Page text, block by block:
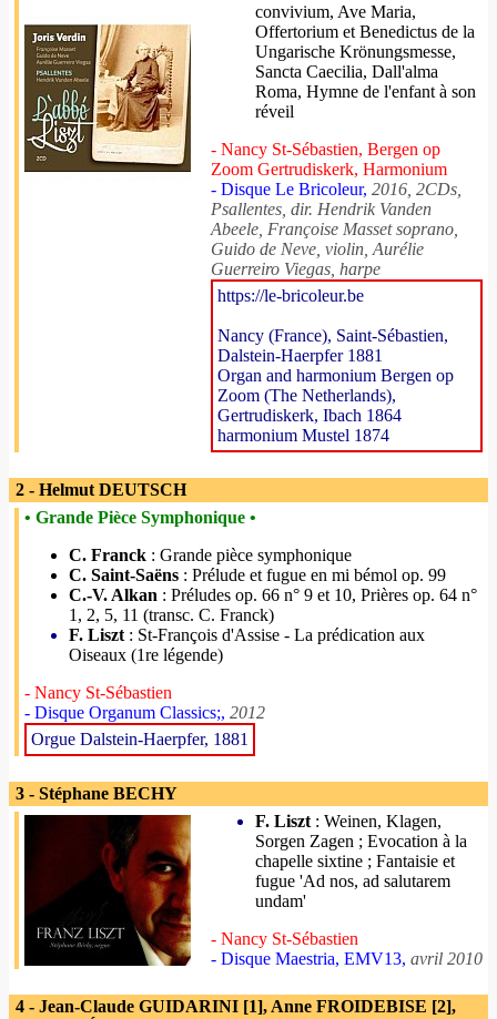
convivium, Ave Maria,
Offertorium et Benedictus de la
Ungarische Krönungsmesse,
Sancta Caecilia, Dall'alma
Roma, Hymne de l'enfant à son
réveil
- Nancy St-Sébastien, Bergen op
Zoom Gertrudiskerk, Harmonium
- Disque Le Bricoleur, 2016, 2CDs,
Psallentes, dir. Hendrik Vanden
Abeele, Françoise Masset soprano,
Guido de Neve, violin, Aurélie
Guerreiro Viegas, harpe
https://le-bricoleur.be
Nancy (France), Saint-Sébastien,
Dalstein-Haerpfer 1881
Organ and harmonium Bergen op
Zoom (The Netherlands),
Gertrudiskerk, Ibach 1864
harmonium Mustel 1874
2 - Helmut DEUTSCH
• Grande Pièce Symphonique •
C. Franck : Grande pièce symphonique
C. Saint-Saëns : Prélude et fugue en mi bémol op. 99
C.-V. Alkan : Préludes op. 66 n° 9 et 10, Prières op. 64 n°
1, 2, 5, 11 (transc. C. Franck)
F. Liszt : St-François d'Assise - La prédication aux
Oiseaux (1re légende)
- Nancy St-Sébastien
- Disque Organum Classics;, 2012
Orgue Dalstein-Haerpfer, 1881
3 - Stéphane BECHY
F. Liszt : Weinen, Klagen,
Sorgen Zagen ; Evocation à la
chapelle sixtine ; Fantaisie et
fugue 'Ad nos, ad salutarem
undam'
- Nancy St-Sébastien
- Disque Maestria, EMV13, avril 2010
4 - Jean-Claude GUIDARINI [1], Anne FROIDEBISE [2],